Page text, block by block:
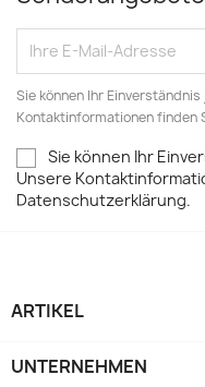
Sie können Ihr
Kontaktinformationen finden
Sie können Ihr
Unsere
Datenschutzerklärung.
ARTIKEL
UNTERNEHMEN